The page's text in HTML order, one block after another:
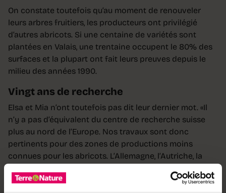
On constate toutefois qu’au moment de renouveler
leurs arbres fruitiers, les producteurs ont privilégié
d’autres abricots. Si une centaine de variétés sont
plantées en Valais, une trentaine occupent le 80% des
surfaces et la plupart ont fait leurs preuves depuis le
milieu des années 1990.
Vingt ans de recherche
Elsa et Mia n’ont toutefois pas dit leur dernier mot. «Il
n’y a pas d’équivalent du centre de recherche suisse
plus au nord de l’Europe. Nos travaux sont donc
pertinents pour des zones de productions moins
connues pour les abricots. L’Allemagne, l’Autriche, la
nos fruits qui, contrairement à certaines variétés